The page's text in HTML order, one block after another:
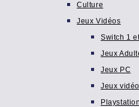
Culture
Jeux Vidéos
Switch 1
Jeux
Jeux PC
Jeux